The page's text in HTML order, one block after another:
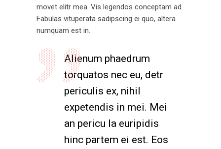
movet elitr mea. Vis legendos conceptam ad.
Fabulas vituperata sadipscing ei quo, altera
numquam est in.
Alienum phaedrum
torquatos nec eu, detr
periculis ex, nihil
expetendis in mei. Mei
an pericu la euripidis
hinc partem ei est. Eos